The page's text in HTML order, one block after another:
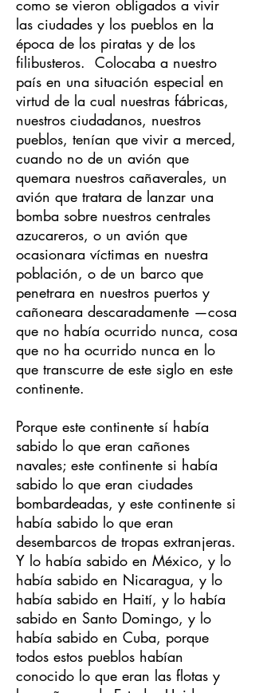
como se vieron obligados a vivir
las ciudades y los pueblos en la
época de los piratas y de los
filibusteros. Colocaba a nuestro
país en una situación especial en
virtud de la cual nuestras fábricas,
nuestros ciudadanos, nuestros
pueblos, tenían que vivir a merced,
cuando no de un avión que
quemara nuestros cañaverales, un
avión que tratara de lanzar una
bomba sobre nuestros centrales
azucareros, o un avión que
ocasionara víctimas en nuestra
población, o de un barco que
penetrara en nuestros puertos y
cañoneara descaradamente —cosa
que no había ocurrido nunca, cosa
que no ha ocurrido nunca en lo
que transcurre de este siglo en este
continente.
Porque este continente sí había
sabido lo que eran cañones
navales; este continente si había
sabido lo que eran ciudades
bombardeadas, y este continente si
había sabido lo que eran
desembarcos de tropas extranjeras.
Y lo había sabido en México, y lo
había sabido en Nicaragua, y lo
había sabido en Haití, y lo había
sabido en Santo Domingo, y lo
había sabido en Cuba, porque
todos estos pueblos habían
conocido lo que eran las flotas y